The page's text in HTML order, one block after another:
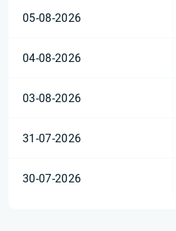
05-08-2026
04-08-2026
03-08-2026
31-07-2026
30-07-2026